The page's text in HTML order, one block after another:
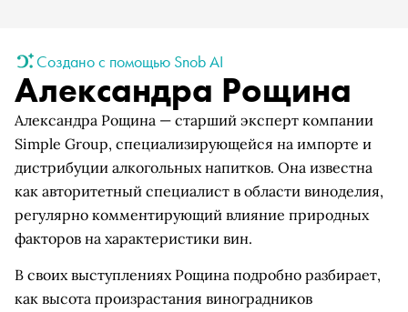
Создано с помощью Snob AI
Александра Рощина
Александра Рощина — старший эксперт компании
Simple Group, специализирующейся на импорте и
дистрибуции алкогольных напитков. Она известна
как авторитетный специалист в области виноделия,
регулярно комментирующий влияние природных
факторов на характеристики вин.
В своих выступлениях Рощина подробно разбирает,
как высота произрастания виноградников